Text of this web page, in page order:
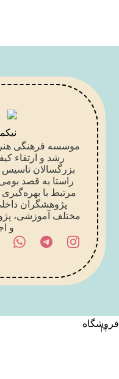
موسسه فرهنگی
رشد و ارتقاء
بزرگسالان
راستا به قصد
مرتبط با بهره‌گیری
پژوهشگران
مختلف آموزشی،
و
فروشگاه